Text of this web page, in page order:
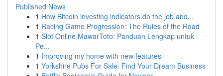
Published News
1 How Bitcoin investing indicators do the job and...
1 Racing Game Progression: The Rules of the Road
1 Slot Online MawarToto: Panduan Lengkap untuk
Pe...
1 Improving my home with new features
1 Yorkshire Pubs For Sale: Find Your Dream Business